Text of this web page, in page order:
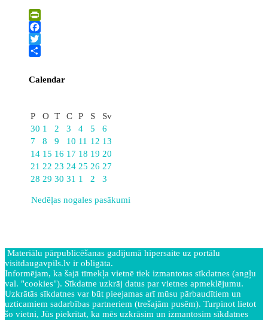
PrintFriendly
Facebook
Twitter
Calendar
P
O T C P S
Sv
30 1 2 3 4 5
6
7
8 9 10 11 12 13
14 15 16 17 18 19 20
21 22 23 24 25 26 27
28 29 30 31 1 2 3
Nedēļas nogales pasākumi
Materiālu pārpublicēšanas gadījumā hipersaite uz portālu
visitdaugavpils.lv ir obligāta.
Informējam, ka šajā tīmekļa vietnē tiek izmantotas sīkdatnes (angļu
val. "cookies"). Sīkdatne uzkrāj datus par vietnes apmeklējumu.
Uzkrātās sīkdatnes var būt pieejamas arī mūsu pārbaudītiem un
uzticamiem sadarbības partneriem (trešajām pusēm). Turpinot lietot
šo vietni, Jūs piekrītat, ka mēs uzkrāsim un izmantosim sīkdatnes